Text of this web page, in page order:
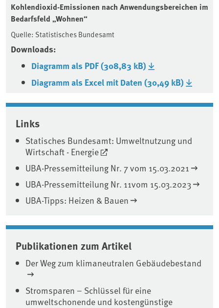
Kohlendioxid-Emissionen nach Anwendungsbereichen im
Bedarfsfeld „Wohnen“
Quelle: Statistisches Bundesamt
Downloads:
Diagramm als PDF (308,83 kB)
Diagramm als Excel mit Daten (30,49 kB)
Associated content
Links
Statisches Bundesamt: Umweltnutzung und
Wirtschaft - Energie
UBA-Pressemitteilung Nr. 7 vom 15.03.2021
UBA-Pressemitteilung Nr. 11vom 15.03.2023
UBA-Tipps: Heizen & Bauen
Publikationen zum Artikel
Der Weg zum klimaneutralen Gebäudebestand
Stromsparen – Schlüssel für eine
umweltschonende und kostengünstige